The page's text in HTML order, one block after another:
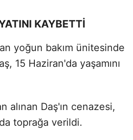
KAYBETTİ
yoğun bakım ünitesinde
15 Haziran'da yaşamını
alınan Daş'ın cenazesi,
toprağa verildi.